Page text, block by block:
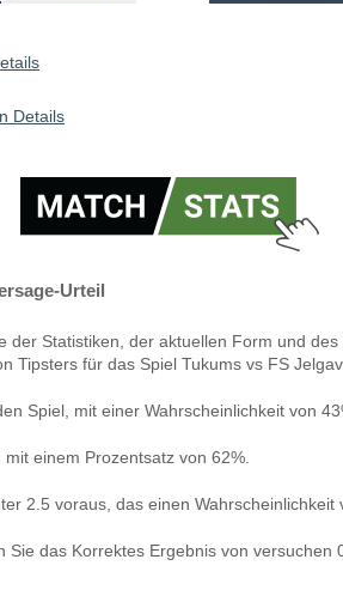
Details
Urteil
der Statistiken, der aktuellen Form und
Tipsters für das Spiel Tukums vs FS
Spiel, mit einer Wahrscheinlichkeit von
einem Prozentsatz von 62%.
2.5 voraus, das einen Wahrscheinlichkeit
Sie das Korrektes Ergebnis von versuchen